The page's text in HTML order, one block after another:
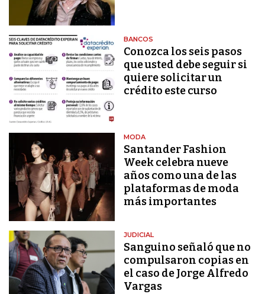
BANCOS
Conozca los seis pasos
que usted debe seguir si
quiere solicitar un
crédito este curso
MODA
Santander Fashion
Week celebra nueve
años como una de las
plataformas de moda
más importantes
JUDICIAL
Sanguino señaló que no
compulsaron copias en
el caso de Jorge Alfredo
Vargas